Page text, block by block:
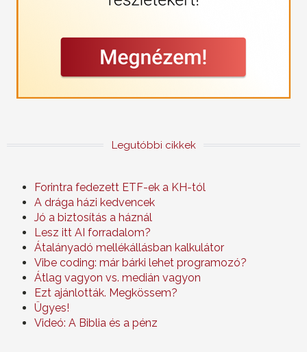
Legutóbbi cikkek
Forintra fedezett ETF-ek a KH-tól
A drága házi kedvencek
Jó a biztosítás a háznál
Lesz itt AI forradalom?
Átalányadó mellékállásban kalkulátor
Vibe coding: már bárki lehet programozó?
Átlag vagyon vs. medián vagyon
Ezt ajánlották. Megkössem?
Ügyes!
Videó: A Biblia és a pénz